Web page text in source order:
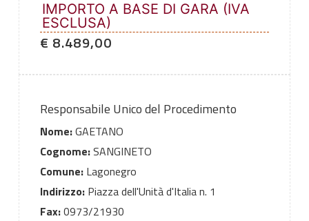
IMPORTO A BASE DI GARA (IVA
ESCLUSA)
€ 8.489,00
Responsabile Unico del Procedimento
Nome:GAETANO
Cognome:SANGINETO
Comune:Lagonegro
Indirizzo:Piazza dell'Unità d'Italia n. 1
Fax:0973/21930